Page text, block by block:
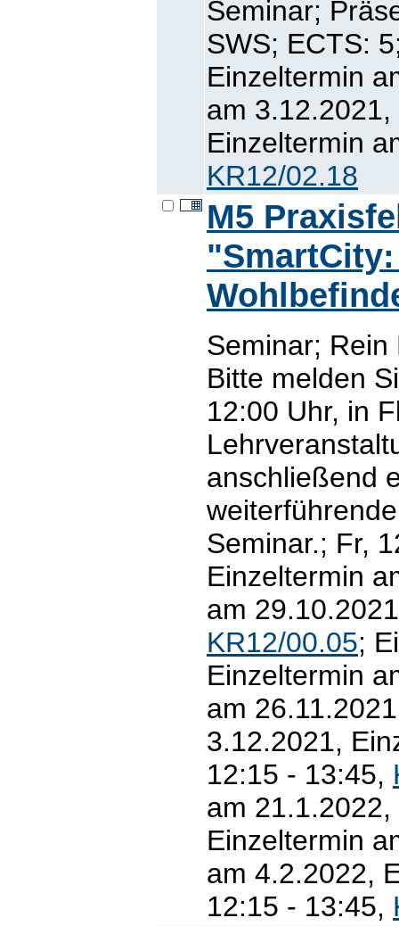
Seminar;
SWS; ECTS:
Einzeltermin
am
Einzeltermin
KR12/02.18
M5
Seminar; Rein
Bitte melden
12:00 Uhr, in
anschließend
Seminar.; Fr,
Einzeltermin
am
KR12/00.05;
Einzeltermin
am
3.12.2021,
12:15 - 13:45,
am
Einzeltermin
am 4.2.2022,
12:15 - 13:45,